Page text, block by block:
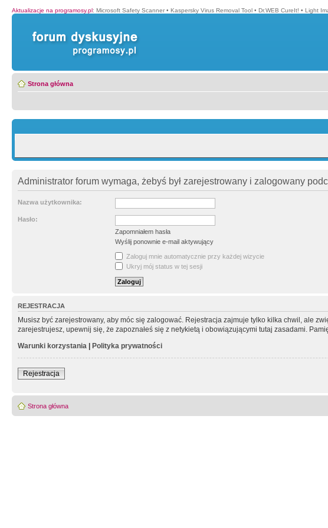
Aktualizacje na programosy.pl: Microsoft Safety Scanner • Kaspersky Virus Removal Tool • Dr.WEB CureIt! • Light
Strona główna
Administrator forum wymaga, żebyś był zarejestrowany i zalogowany
Nazwa użytkownika:
Hasło:
Zapomniałem hasła
Wyślij ponownie e-mail aktywujący
Zaloguj mnie automatycznie przy każdej wizycie
Ukryj mój status w tej sesji
REJESTRACJA
Musisz być zarejestrowany, aby móc się zalogować. Rejestracja zajmuje tylko kilka chwil, ale
zarejestrujesz, upewnij się, że zapoznałeś się z netykietą i obowiązującymi tutaj zasadami.
Warunki korzystania | Polityka prywatności
Rejestracja
Strona główna